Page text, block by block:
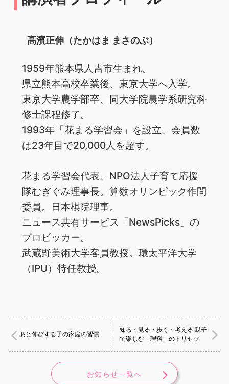
高濱正伸（たかはま まさのぶ）
1959年熊本県人吉市生まれ。
県立熊本高校卒業後、東京大学へ入学。
東京大学農学部卒、同大学院農学系研究科
修士課程修了。
1993年「花まる学習会」を設立、会員数
は23年目で20,000人を超す。
花まる学習会代表、NPO法人子育て応援
隊むぎぐみ理事長。算数オリンピック作問
委員。日本棋院理事。
ニュース共有サービス「NewsPicks」の
プロピッカー。
武蔵野美術大学客員教授。環太平洋大学
（IPU）特任教授。
あと伸びする子の家庭の習慣
知る・見る・歩く・考える 親子
で楽しむ「理科」のトリセツ
お知らせ一覧へ